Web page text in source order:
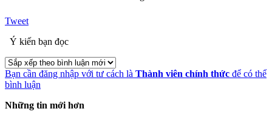
Tweet
Ý kiến bạn đọc
Bạn cần đăng nhập với tư cách là Thành viên chính thức để có thể
bình luận
Những tin mới hơn